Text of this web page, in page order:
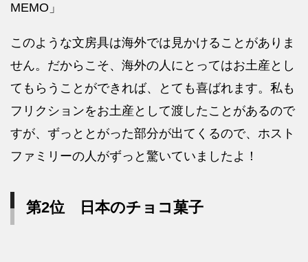
MEMO」
このような文房具は海外では見かけることがありま
せん。だからこそ、海外の人にとってはお土産とし
てもらうことができれば、とても喜ばれます。私も
フリクションをお土産として渡したことがあるので
すが、ずっととがった部分が出てくるので、ホスト
ファミリーの人がずっと驚いていましたよ！
第2位 日本のチョコ菓子